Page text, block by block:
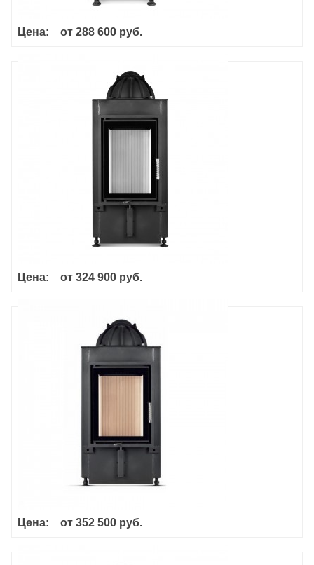
Цена: от 288 600 руб.
Hoxter Haka 37/50G
Цена: от 324 900 руб.
Hoxter Haka 37/50GN
Цена: от 352 500 руб.